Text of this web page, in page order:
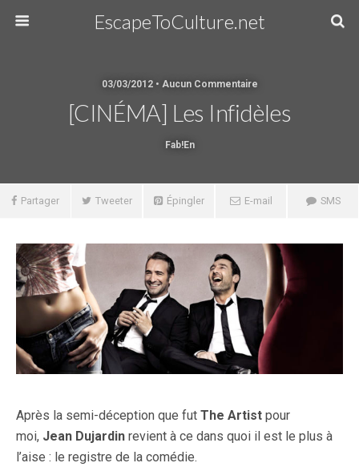
EscapeToCulture.net
03/03/2012 • Aucun Commentaire
[CINÉMA] Les Infidèles
Fab!en
Partager Tweeter Épingler E-mail SMS
Après la semi-déception que fut The Artist pour
moi, Jean Dujardin revient à ce dans quoi il est le plus à
l’aise : le registre de la comédie.